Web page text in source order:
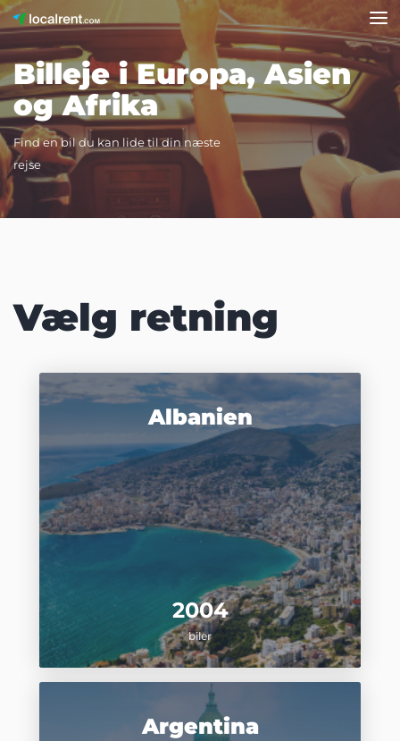
Billeje i Europa, Asien
og Afrika
Find en bil du kan lide til din næste
rejse
Vælg retning
2004
biler
Albanien
Argentina